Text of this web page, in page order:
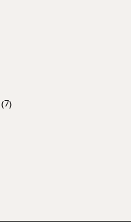
7
termék